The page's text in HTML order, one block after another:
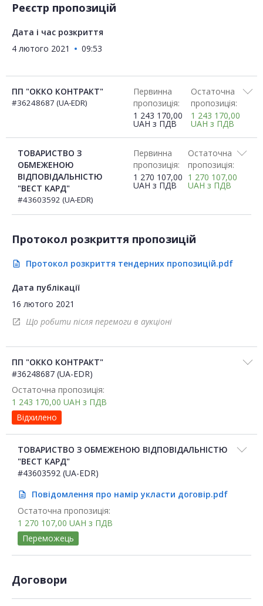
Реєстр пропозицій
Дата і час розкриття
4 лютого 2021
09:53
ПП "ОККО КОНТРАКТ"
#36248687 (UA-EDR)
Первинна
пропозиція:
1 243 170,00
UAH з ПДВ
Остаточна
пропозиція:
1 243 170,00
UAH з ПДВ
ТОВАРИСТВО З
ОБМЕЖЕНОЮ
ВІДПОВІДАЛЬНІСТЮ
"ВЕСТ КАРД"
#43603592 (UA-EDR)
Первинна
пропозиція:
1 270 107,00
UAH з ПДВ
Остаточна
пропозиція:
1 270 107,00
UAH з ПДВ
Протокол розкриття пропозицій
description Протокол розкриття тендерних пропозицій.pdf
Дата публікації
16 лютого 2021
open_in_new Що робити після перемоги в аукціоні
ПП "ОККО КОНТРАКТ"
#36248687 (UA-EDR)
Остаточна пропозиція:
1 243 170,00 UAH з ПДВ
Відхилено
ТОВАРИСТВО З ОБМЕЖЕНОЮ ВІДПОВІДАЛЬНІСТЮ
"ВЕСТ КАРД"
#43603592 (UA-EDR)
description
Повідомлення про намір укласти договір.pdf
Остаточна пропозиція:
1 270 107,00 UAH з ПДВ
Переможець
Договори